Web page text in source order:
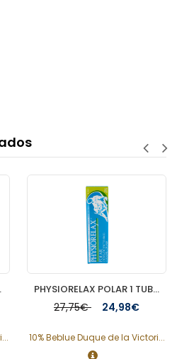
75 ML PHYSIORELAX POLAR 1 TUBO 250 ML
27,75€ 24,98€
10% Beblue Duque de la Victori...